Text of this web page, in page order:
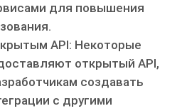
для повышения
API: Некоторые
открытый API,
создавать
с другими